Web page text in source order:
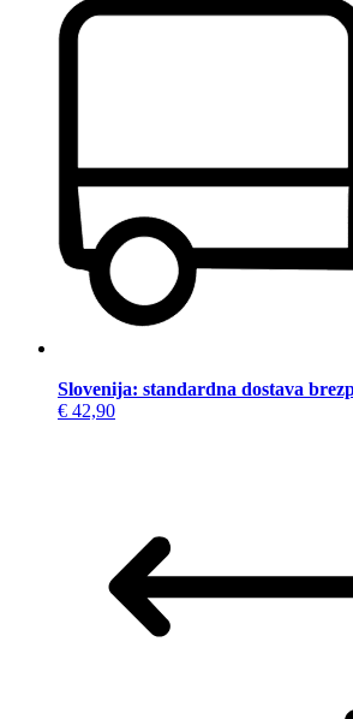
Slovenija: standardna dostava
€ 42,90